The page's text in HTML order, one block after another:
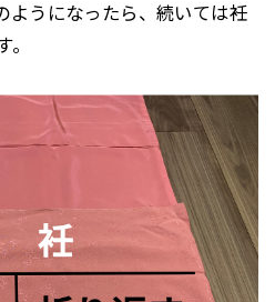
ようになったら、続いては衽
。